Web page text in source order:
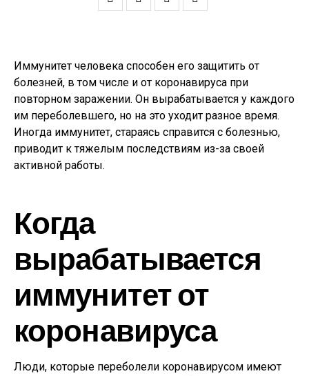
Иммунитет человека способен его защитить от
болезней, в том числе и от коронавируса при
повторном заражении. Он вырабатывается у каждого
им переболевшего, но на это уходит разное время.
Иногда иммунитет, стараясь справится с болезнью,
приводит к тяжелым последствиям из-за своей
активной работы.
Когда
вырабатывается
иммунитет от
коронавируса
Люди, которые переболели коронавирусом имеют